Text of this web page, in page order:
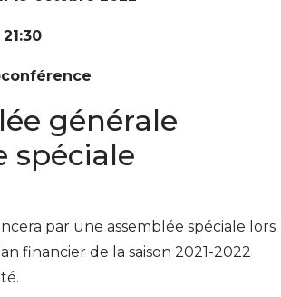
générale
spéciale
par une assemblée spéciale lors
financier de la saison 2021-2022
21:30